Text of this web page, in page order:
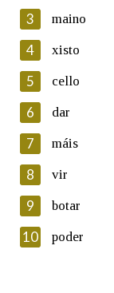
En cumprimento
Protección de
Galega informa a
electrónico, así
persoal, que
automatizado de
ficheiros
seu dereito de
seus datos
Lin e
Introduce o
3 maino
4 xisto
5 cello
6 dar
7 máis
8 vir
9 botar
10 poder